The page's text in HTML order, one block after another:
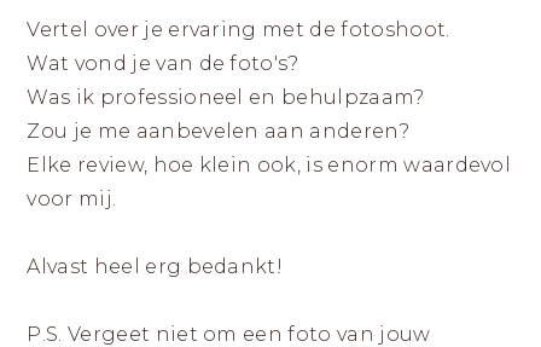
Vertel over je ervaring met de fotoshoot.
Wat vond je van de foto's?
Was ik professioneel en behulpzaam?
Zou je me aanbevelen aan anderen?
Elke review, hoe klein ook, is enorm waardevol
voor mij.
Alvast heel erg bedankt!
P.S. Vergeet niet om een foto van jouw